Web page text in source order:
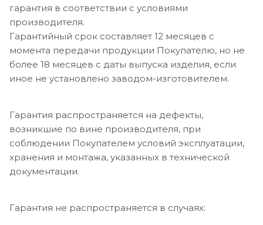
гарантия в соответствии с условиями
производителя.
Гарантийный срок составляет 12 месяцев с
момента передачи продукции Покупателю, но не
более 18 месяцев с даты выпуска изделия, если
иное не установлено заводом-изготовителем.
Гарантия распространяется на дефекты,
возникшие по вине производителя, при
соблюдении Покупателем условий эксплуатации,
хранения и монтажа, указанных в технической
документации.
Гарантия не распространяется в случаях: